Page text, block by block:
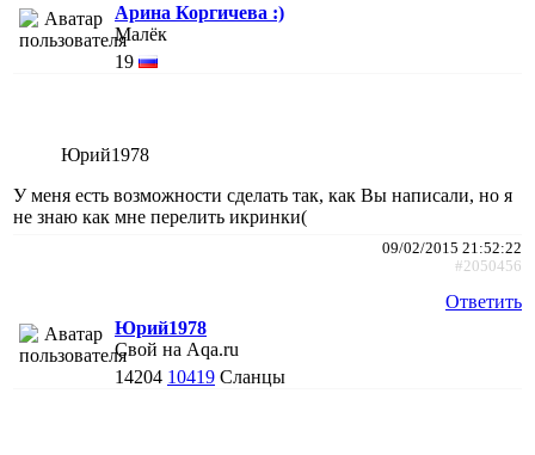
Арина Коргичева :)
Малёк
19
Юрий1978
У меня есть возможности сделать так, как Вы написали, но я
не знаю как мне перелить икринки(
09/02/2015 21:52:22
#2050456
Ответить
Юрий1978
Свой на Aqa.ru
14204 10419 Сланцы